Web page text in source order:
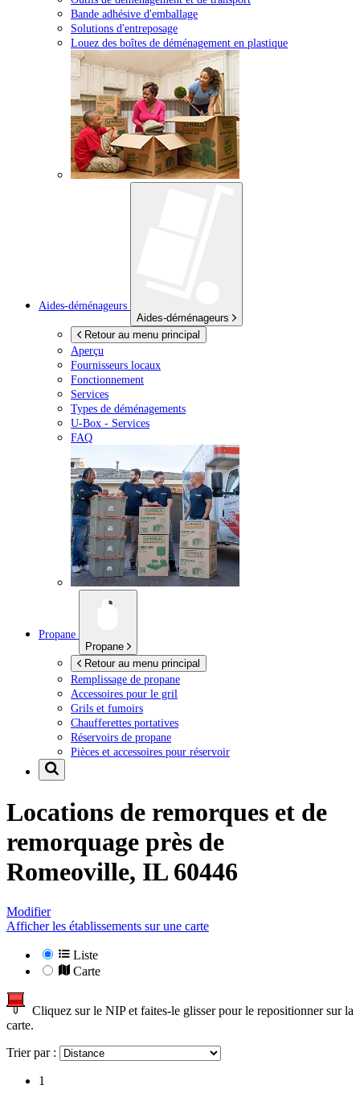
Bande adhésive d'emballage
Solutions d'entreposage
Louez des boîtes de déménagement en plastique
Aides-déménageurs
Aides-déménageurs
Retour au menu principal
Aperçu
Fournisseurs locaux
Fonctionnement
Services
Types de déménagements
U-Box - Services
FAQ
Propane
Propane
Retour au menu principal
Remplissage de propane
Accessoires pour le gril
Grils et fumoirs
Chaufferettes portatives
Réservoirs de propane
Pièces et accessoires pour réservoir
Locations de remorques et de
remorquage près de
Romeoville, IL 60446
Modifier
Afficher les établissements sur une carte
Liste
Carte
Cliquez sur le NIP et faites-le glisser pour le repositionner sur la
carte.
Trier par :
1